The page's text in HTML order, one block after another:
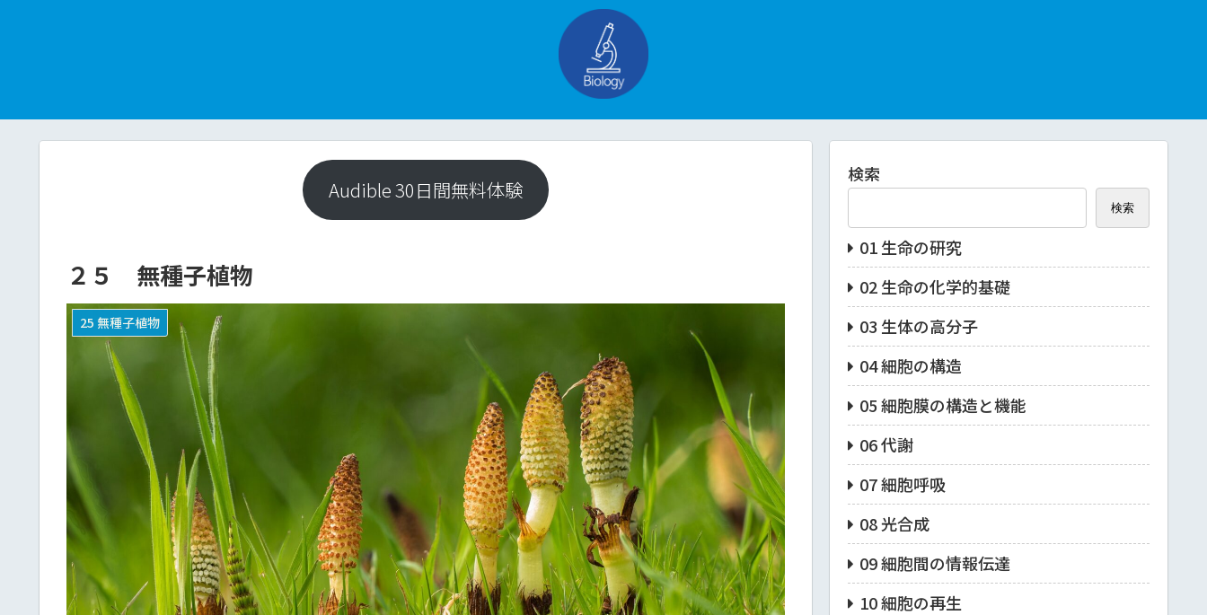
Audible 30日間無料体験
２５ 無種子植物
25 無種子植物
検索
検索
01 生命の研究
02 生命の化学的基礎
03 生体の高分子
04 細胞の構造
05 細胞膜の構造と機能
06 代謝
07 細胞呼吸
08 光合成
09 細胞間の情報伝達
10 細胞の再生